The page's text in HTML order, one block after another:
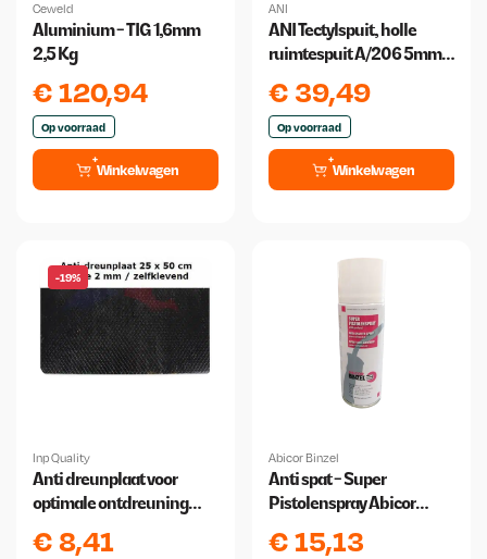
Ceweld
Aluminium - TIG 1,6mm
2,5 Kg
€120,94
Op voorraad
Winkelwagen
ANI
ANI Tectylspuit, holle
ruimtespuit A/206 5mm
500mm
€ 39,49
Op voorraad
Winkelwagen
-19%
Inp Quality
Anti dreunplaat voor
optimale ontdreuning
€8,41
Abicor Binzel
Anti spat - Super
Pistolenspray Abicor
€15,13